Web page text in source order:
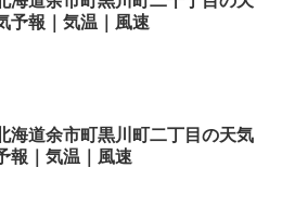
予報｜気温｜風速
海道余市町黒川町二丁目の天気
報｜気温｜風速